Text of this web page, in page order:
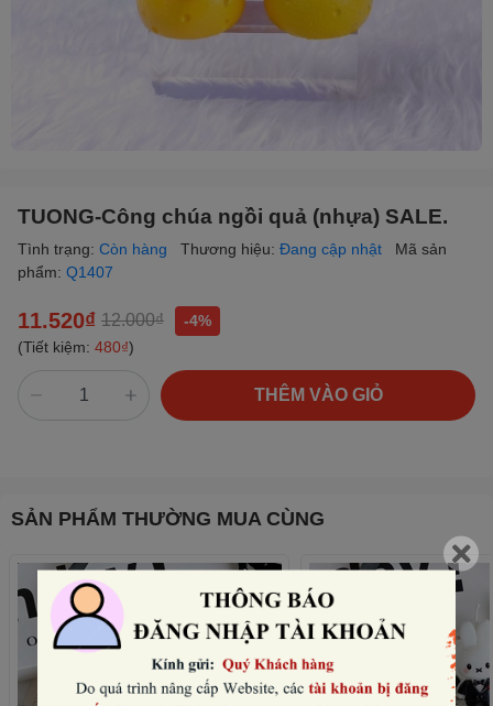
TUONG-Công chúa ngồi quả (nhựa) SALE.
Tình trạng: Còn hàng Thương hiệu: Đang cập nhật
Mã sản
phẩm: Q1407
11.520₫ 12.000₫
-4%
(Tiết kiệm: 480₫)
THÊM VÀO GIỎ
SẢN PHẨM THƯỜNG MUA CÙNG